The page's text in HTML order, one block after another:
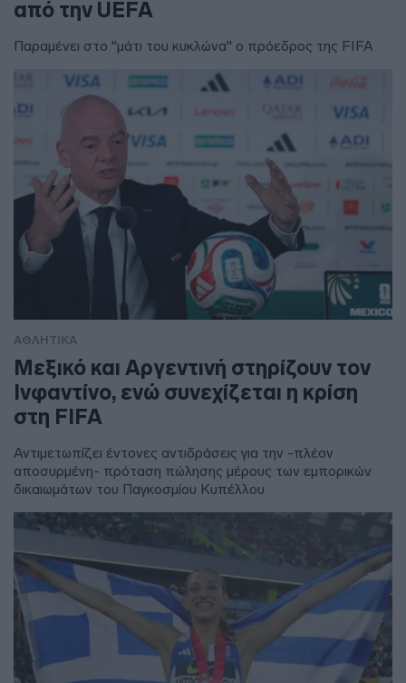
από την UEFA
Παραμένει στο "μάτι του κυκλώνα" ο πρόεδρος της FIFA
ΑΘΛΗΤΙΚΑ
Μεξικό και Αργεντινή στηρίζουν τον
Ινφαντίνο, ενώ συνεχίζεται η κρίση
στη FIFA
Αντιμετωπίζει έντονες αντιδράσεις για την -πλέον
αποσυρμένη- πρόταση πώλησης μέρους των εμπορικών
δικαιωμάτων του Παγκοσμίου Κυπέλλου